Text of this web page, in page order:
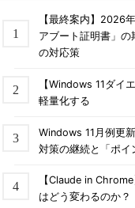
【最終案内】2026
アブート証明書」
の対応策
【Windows 11ダイ
軽量化する
Windows 11月例更
対策の継続と「ポイ
【Claude in
はどう変わるのか？